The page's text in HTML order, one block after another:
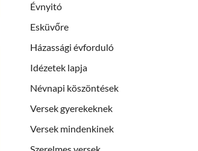
Évnyitó
Esküvőre
Házassági évforduló
Idézetek lapja
Névnapi köszöntések
Versek gyerekeknek
Versek mindenkinek